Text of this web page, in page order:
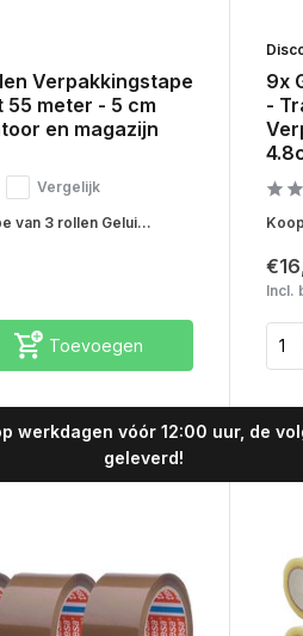
Verpakkingstape
meter - 5 cm
en magazijn
Vergelijk
van 3 rollen Gelui...
Toevoegen
9x
-
Incl.
werkdagen vóór 12:00 uur, de
geleverd!